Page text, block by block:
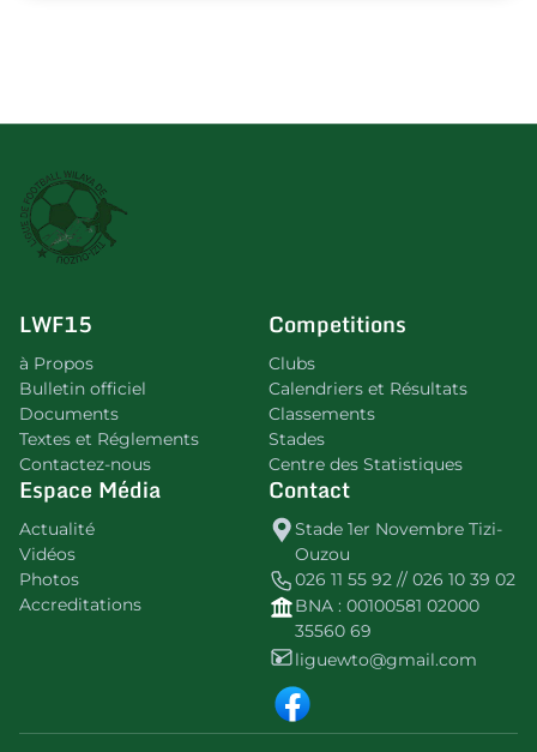
LWF15
à Propos
Bulletin officiel
Documents
Textes et Réglements
Contactez-nous
Competitions
Clubs
Calendriers et Résultats
Classements
Stades
Centre des Statistiques
Espace Média
Actualité
Vidéos
Photos
Accreditations
Contact
Stade 1er Novembre Tizi-
Ouzou
026 11 55 92 // 026 10 39 02
BNA : 00100581 02000
35560 69
liguewto@gmail.com